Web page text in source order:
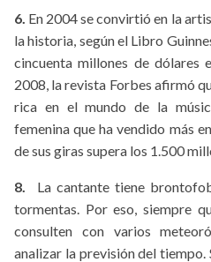
6. En 2004 se convirtió en la
la historia, según el Libro
cincuenta millones de dólares
2008, la revista Forbes afirmó
rica en el mundo de la
femenina que ha vendido más
de sus giras supera los 1.500
8.
La cantante tiene
tormentas. Por eso, siempre
consulten con varios
analizar la previsión del